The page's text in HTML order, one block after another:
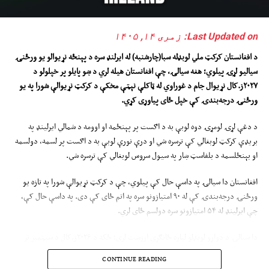
Last Updated on: زمری ۱۴, ۱۴۰۵
د افغانستان کرکټ ملي لوبډله سبا(چارشنبه) له ایرلنډ سره د پېنځهنړیوالو یو ورځنۍ
سیالیو لړۍ پیلوي؛ هغه سیالۍ،چې افغانستان هیله لري د ښو پایلو پرخپلولو د
۲۰۲۷ز.کال نړیوال جام د غوراوي له ټاکلې نېټې مخکې د کرکټ نړیوالې شورا په یو
ورځنۍ درجه‌بندۍ کې خپل ځای پیاوړی کړي.
د دغې لړۍ لومړۍ دوه لوبې به د اګست پر پېنځمه او اوومه د شمالي ایرلینډ په
بریډې کرکټ لوبغالي کې ترسره شي او درې نورې لوبې به د اګست پر لسمه، دولسمه
او بېنځلسمه د بلفاسټ ښار په سیول سروس لوبغالي کې ترسره شي.
افغانستان دا سیالۍ په داسې حال کې پیلوي، چې د کرکټ نړیوالې شورا په تازه یو
ورځنۍ درجه‌بندۍ کې له ۹۰ امتیازونو سره په اتم ځای کې دی. په داسې حال کې،
چې ایرلینډ له ۵۴ امتیازونو سره دولسم ځای لري.
دېرشمې پورې د کرکټ نړیوالې شورا درجه‌بندي به هغو لوبډلو په ټاکلو کې مهم رول
ولري، چې د ۲۰۲۷ز.کال نړیوال جام ته مستقیمه لار مومي.
CONTINUE READING